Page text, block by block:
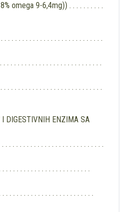
omega 9-6,4mg)) . . . . . . . . . .
. . . . . . . . . . . . . . . . . . . . . . . . . . .
. . . . . . . . . . . . . . . . . . . . . . . . . . .
. . . . . . . . . . . . . . . . . . . . . . . . . . .
I DIGESTIVNIH ENZIMA SA
. . . . . . . . . . . . . . . . . . . . . . . . . . . .
. . . . . . . . . . . . . . . . . . . . . . .
. . . . . . . . . . . . . . . . . . . . . . . .